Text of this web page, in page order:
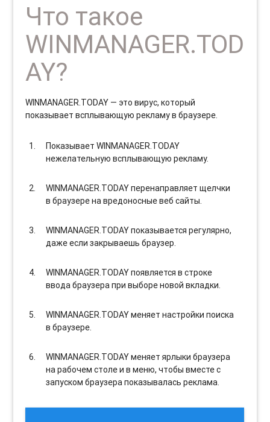
Что такое
WINMANAGER.TOD
AY?
WINMANAGER.TODAY — это вирус, который
показывает всплывающую рекламу в браузере.
Показывает WINMANAGER.TODAY
нежелательную всплывающую рекламу.
WINMANAGER.TODAY перенаправляет щелчки
в браузере на вредоносные веб сайты.
WINMANAGER.TODAY показывается регулярно,
даже если закрываешь браузер.
WINMANAGER.TODAY появляется в строке
ввода браузера при выборе новой вкладки.
WINMANAGER.TODAY меняет настройки поиска
в браузере.
WINMANAGER.TODAY меняет ярлыки браузера
на рабочем столе и в меню, чтобы вместе с
запуском браузера показывалась реклама.